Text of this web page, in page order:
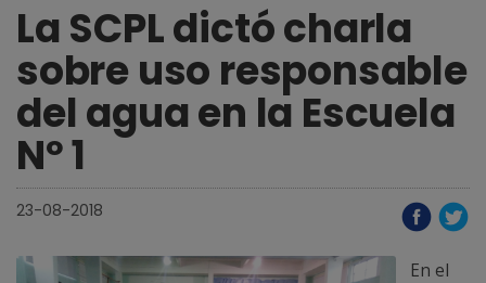
La SCPL dictó charla
sobre uso responsable
del agua en la Escuela
Nº 1
23-08-2018
En el